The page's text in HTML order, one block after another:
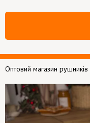
Оптовий магазин рушників